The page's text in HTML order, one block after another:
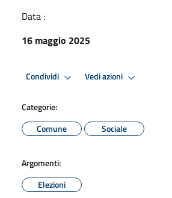
Data :
16 maggio 2025
Condividi Vedi azioni
Categorie:
Comune
Sociale
Argomenti:
Elezioni